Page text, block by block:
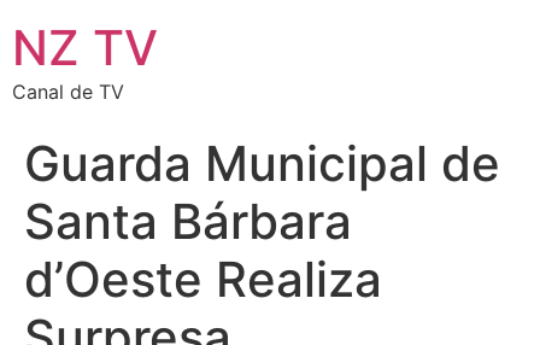
NZ TV
Canal de TV
Guarda Municipal de
Santa Bárbara
d’Oeste Realiza